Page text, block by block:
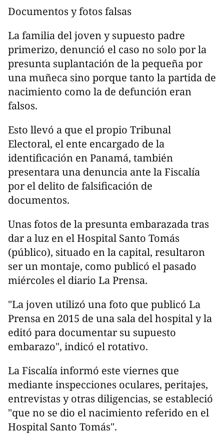
Documentos y fotos falsas
La familia del joven y supuesto padre
primerizo, denunció el caso no solo por la
presunta suplantación de la pequeña por
una muñeca sino porque tanto la partida de
nacimiento como la de defunción eran
falsos.
Esto llevó a que el propio Tribunal
Electoral, el ente encargado de la
identificación en Panamá, también
presentara una denuncia ante la Fiscalía
por el delito de falsificación de
documentos.
Unas fotos de la presunta embarazada tras
dar a luz en el Hospital Santo Tomás
(público), situado en la capital, resultaron
ser un montaje, como publicó el pasado
miércoles el diario La Prensa.
"La joven utilizó una foto que publicó La
Prensa en 2015 de una sala del hospital y la
editó para documentar su supuesto
embarazo", indicó el rotativo.
La Fiscalía informó este viernes que
mediante inspecciones oculares, peritajes,
entrevistas y otras diligencias, se estableció
"que no se dio el nacimiento referido en el
Hospital Santo Tomás".